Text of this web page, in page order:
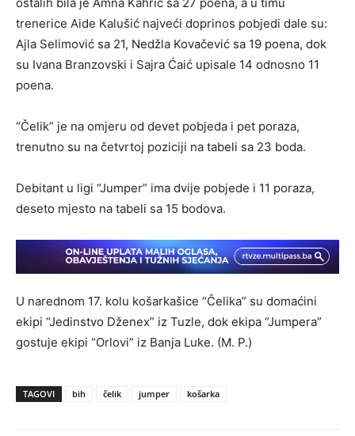
trenerice Aide Kalušić najveći doprinos pobjedi dale su:
Ajla Selimović sa 21, Nedžla Kovačević sa 19 poena, dok
su Ivana Branzovski i Sajra Ćaić upisale 14 odnosno 11
poena.
“Čelik” je na omjeru od devet pobjeda i pet poraza,
trenutno su na četvrtoj poziciji na tabeli sa 23 boda.
Debitant u ligi “Jumper” ima dvije pobjede i 11 poraza,
deseto mjesto na tabeli sa 15 bodova.
U narednom 17. kolu košarkašice “Čelika” su domaćini
ekipi “Jedinstvo Dženex” iz Tuzle, dok ekipa “Jumpera”
gostuje ekipi “Orlovi” iz Banja Luke. (M. P.)
TAGOVI bih čelik jumper košarka